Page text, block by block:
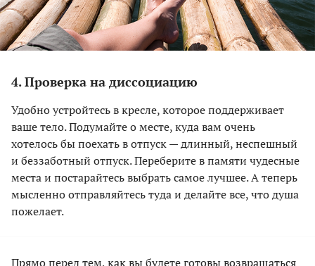
4. Проверка на диссоциацию
Удобно устройтесь в кресле, которое поддерживает
ваше тело. Подумайте о месте, куда вам очень
хотелось бы поехать в отпуск — длинный, неспешный
и беззаботный отпуск. Переберите в памяти чудесные
места и постарайтесь выбрать самое лучшее. А теперь
мысленно отправляйтесь туда и делайте все, что душа
пожелает.
Прямо перед тем, как вы будете готовы возвращаться